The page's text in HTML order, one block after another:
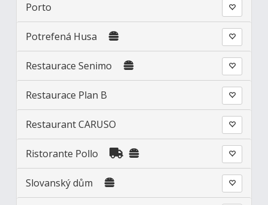
Porto
Potrefená Husa
Restaurace Senimo
Restaurace Plan B
Restaurant CARUSO
Ristorante Pollo
Slovanský dům